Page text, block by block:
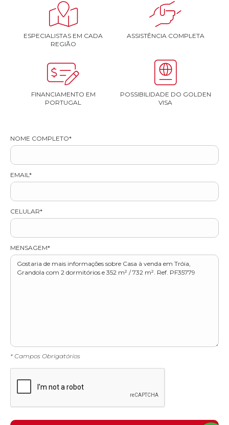

ESPECIALISTAS EM CADA
REGIÃO

ASSISTÊNCIA COMPLETA

FINANCIAMENTO EM
PORTUGAL

POSSIBILIDADE DO GOLDEN
VISA
NOME COMPLETO*
EMAIL*
CELULAR*
MENSAGEM*
* Campos Obrigatórios